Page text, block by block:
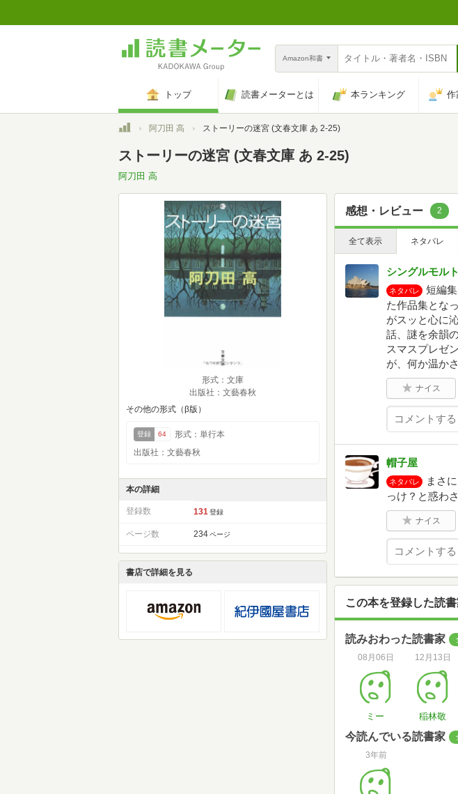
Amazon和書
トップ 読書メーターとは 本ランキング 作
トップ阿刀田 高 ストーリーの迷宮 (文春文庫 あ 2-25)
ストーリーの迷宮 (文春文庫 あ 2-25)
阿刀田 高
形式：文庫
出版社：文藝春秋
その他の形式（β版）
登録 64
形式：単行本
出版社：文藝春秋
本の詳細
登録数 131 登録
ページ数 234 ページ
書店で詳細を見る
感想・レビュー 2
全て表示 ネタバレ
シングルモルト
ネタバレ
短編
た作品集とな
がスッと心に
話、謎を余韻
スマスプレゼ
が、何か温か
ナイス
帽子屋
ネタバレ
まさ
っけ？と惑わ
ナイス
この本を登録した読
読みおわった読書家
08月06日
ミー
12月13日
稲林敬
今読んでいる読書家
3年前